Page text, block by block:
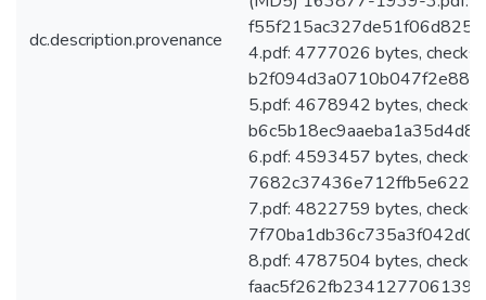
dc.description.provenance
4.pdf: 4777026 bytes,
5.pdf: 4678942 bytes,
6.pdf: 4593457 bytes,
7.pdf: 4822759 bytes,
8.pdf: 4787504 bytes,